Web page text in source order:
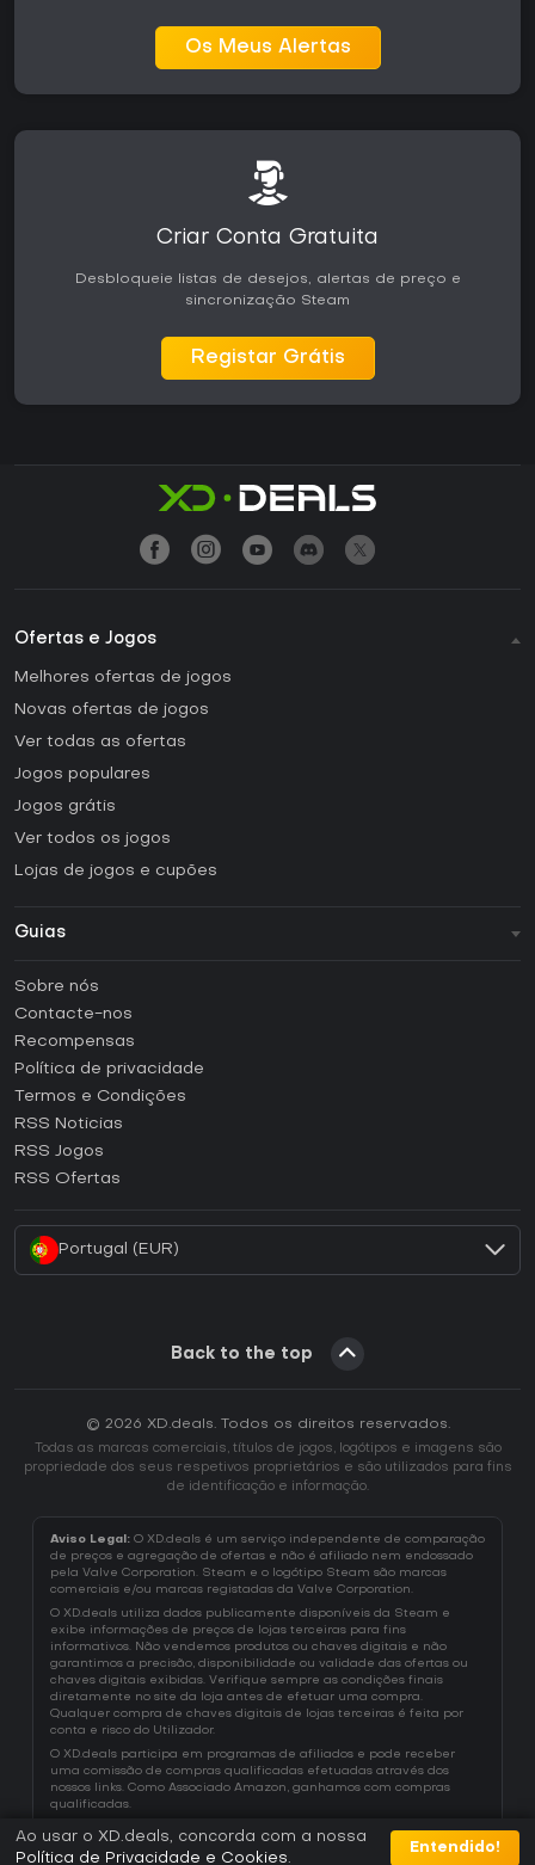
Os Meus Alertas
Criar Conta Gratuita
Desbloqueie listas de desejos, alertas de preço e
sincronização Steam
Registar Grátis
Ofertas e Jogos
Melhores ofertas de jogos
Novas ofertas de jogos
Ver todas as ofertas
Jogos populares
Jogos grátis
Ver todos os jogos
Lojas de jogos e cupões
Guias
Como ativar uma CD Key Steam?
Como ativar uma CD Key Epic Games?
Como ativar uma CD Key GOG?
Como ativar uma CD Key Ubisoft Connect?
Sobre nós
Contacte-nos
Recompensas
Política de privacidade
Termos e Condições
RSS Noticias
RSS Jogos
RSS Ofertas
Portugal (EUR)
Back to the top
© 2026 XD.deals. Todos os direitos reservados.
Todas as marcas comerciais, títulos de jogos, logótipos e imagens são
propriedade dos seus respetivos proprietários e são utilizados para fins
de identificação e informação.
Aviso Legal: O XD.deals é um serviço independente de comparação
de preços e agregação de ofertas e não é afiliado nem endossado
pela Valve Corporation. Steam e o logótipo Steam são marcas
comerciais e/ou marcas registadas da Valve Corporation.
O XD.deals utiliza dados publicamente disponíveis da Steam e
exibe informações de preços de lojas terceiras para fins
informativos. Não vendemos produtos ou chaves digitais e não
garantimos a precisão, disponibilidade ou validade das ofertas ou
chaves digitais exibidas. Verifique sempre as condições finais
diretamente no site da loja antes de efetuar uma compra.
Qualquer compra de chaves digitais de lojas terceiras é feita por
conta e risco do Utilizador.
O XD.deals participa em programas de afiliados e pode receber
uma comissão de compras qualificadas efetuadas através dos
nossos links. Como Associado Amazon, ganhamos com compras
qualificadas.
Ao usar o XD.deals, concorda com a nossa
Política de Privacidade e Cookies
Entendido!